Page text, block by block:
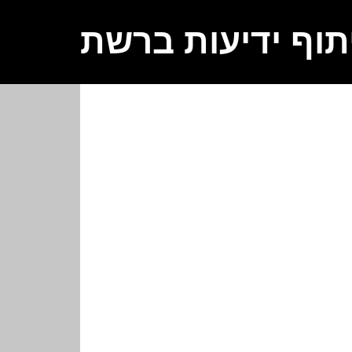
ידיעות ברשת